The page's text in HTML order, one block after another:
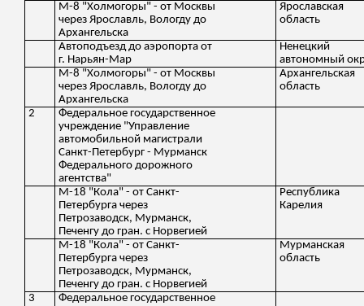
М-8 "Холмогоры" - от Москвы
через Ярославль, Вологду до
Архангельска
Ярославская
область
Автоподъезд до аэропорта от
г. Нарьян-Мар
Ненецкий
автономный
М-8 "Холмогоры" - от Москвы
через Ярославль, Вологду до
Архангельска
Архангельская
область
2
Федеральное государственное
учреждение "Управление
автомобильной магистрали
Санкт-Петербург - Мурманск
Федерального дорожного
агентства"
М-18 "Кола" - от Санкт-
Петербурга через
Петрозаводск, Мурманск,
Печенгу до гран. с Норвегией
Республика
Карелия
М-18 "Кола" - от Санкт-
Петербурга через
Петрозаводск, Мурманск,
Печенгу до гран. с Норвегией
Мурманская
область
3
Федеральное государственное